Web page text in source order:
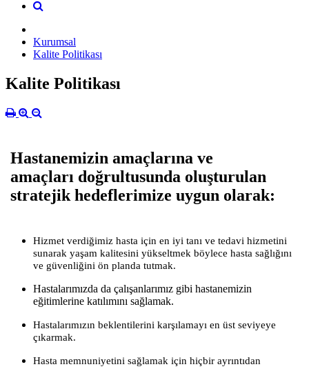
Kurumsal
Kalite Politikası
Kalite Politikası
Hastanemizin amaçlarına ve
amaçları doğrultusunda oluşturulan
stratejik hedeflerimize uygun olarak:
Hizmet verdiğimiz hasta için en iyi tanı ve tedavi hizmetini
sunarak yaşam kalitesini yükseltmek böylece hasta sağlığını
ve güvenliğini ön planda tutmak.
Hastalarımızda da çalışanlarımız gibi hastanemizin
eğitimlerine katılımını sağlamak.
Hastalarımızın beklentilerini karşılamayı en üst seviyeye
çıkarmak.
Hasta memnuniyetini sağlamak için hiçbir ayrıntıdan